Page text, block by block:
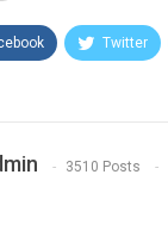
Twitter
3510 Posts